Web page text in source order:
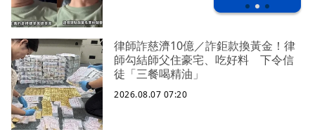
律師詐慈濟10億／詐鉅款換黃金！律
師勾結師父住豪宅、吃好料 下令信
徒「三餐喝精油」
2026.08.07 07:20